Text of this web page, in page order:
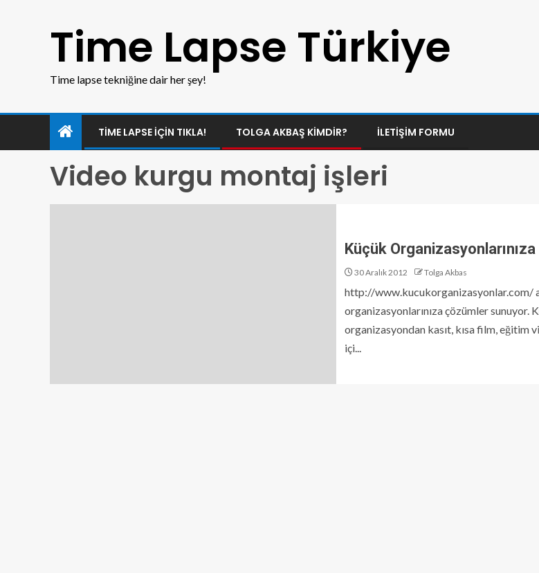
Time Lapse Türkiye
Time lapse tekniğine dair her şey!
TIME LAPSE IÇIN TIKLA! TOLGA AKBAŞ KIMDIR? İLETIŞIM FORMU
Video kurgu montaj işleri
Küçük
30 Aralık 2012 Tolga Akbas
http://www.kucukorganizasyonlar.com/
organizasyonlarınıza çözümler sunuyor.
organizasyondan kasıt, kısa film, eğitim
içi...